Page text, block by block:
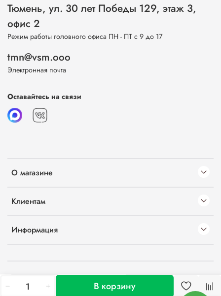
В корзину
О магазине
Клиентам
Информация
Тюмень, ул. 30 лет Победы 129, этаж 3,
офис 2
Режим работы головного офиса ПН - ПТ с 9 до 17
tmn@vsm.ooo
Электронная почта
Оставайтесь на связи